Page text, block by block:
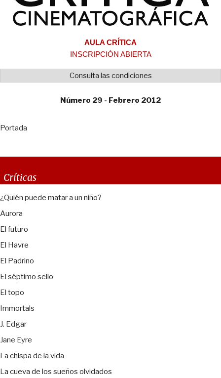
AULA CRÍTICA
INSCRIPCIÓN ABIERTA
Consulta las condiciones
Número 29 - Febrero 2012
Portada
Críticas
¿Quién puede matar a un niño?
Aurora
El futuro
El Havre
El Padrino
El séptimo sello
El topo
Immortals
J. Edgar
Jane Eyre
La chispa de la vida
La cueva de los sueños olvidados